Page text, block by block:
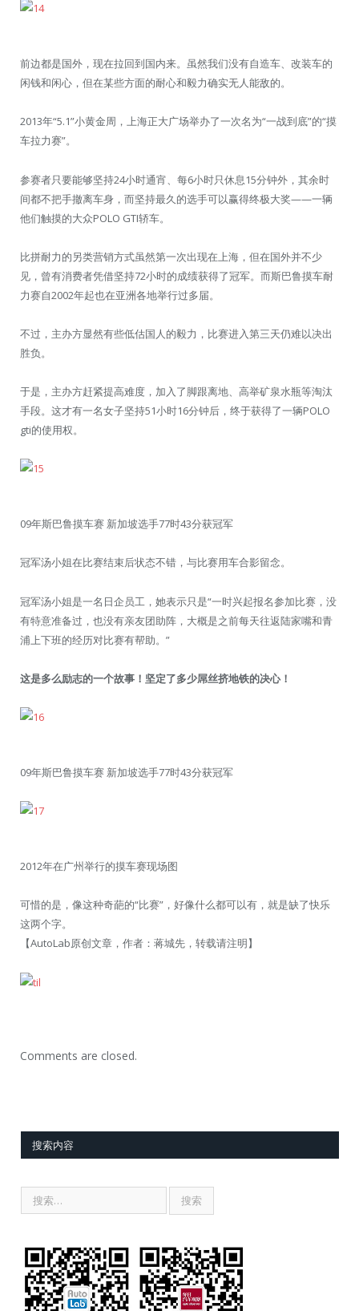
前边都是国外，现在拉回到国内来。虽然我们没有自造车、改装车的
闲钱和闲心，但在某些方面的耐心和毅力确实无人能敌的。
2013年“5.1”小黄金周，上海正大广场举办了一次名为“一战到底”的“摸
车拉力赛”。
参赛者只要能够坚持24小时通宵、每6小时只休息15分钟外，其余时
间都不把手撤离车身，而坚持最久的选手可以赢得终极大奖——一辆
他们触摸的大众POLO GTI轿车。
比拼耐力的另类营销方式虽然第一次出现在上海，但在国外并不少
见，曾有消费者凭借坚持72小时的成绩获得了冠军。而斯巴鲁摸车耐
力赛自2002年起也在亚洲各地举行过多届。
不过，主办方显然有些低估国人的毅力，比赛进入第三天仍难以决出
胜负。
于是，主办方赶紧提高难度，加入了脚跟离地、高举矿泉水瓶等淘汰
手段。这才有一名女子坚持51小时16分钟后，终于获得了一辆POLO
gti的使用权。
09年斯巴鲁摸车赛 新加坡选手77时43分获冠军
冠军汤小姐在比赛结束后状态不错，与比赛用车合影留念。
冠军汤小姐是一名日企员工，她表示只是“一时兴起报名参加比赛，没
有特意准备过，也没有亲友团助阵，大概是之前每天往返陆家嘴和青
浦上下班的经历对比赛有帮助。”
这是多么励志的一个故事！坚定了多少屌丝挤地铁的决心！
09年斯巴鲁摸车赛 新加坡选手77时43分获冠军
2012年在广州举行的摸车赛现场图
可惜的是，像这种奇葩的“比赛”，好像什么都可以有，就是缺了快乐
这两个字。
【AutoLab原创文章，作者：蒋城先，转载请注明】
Comments are closed.
搜索内容